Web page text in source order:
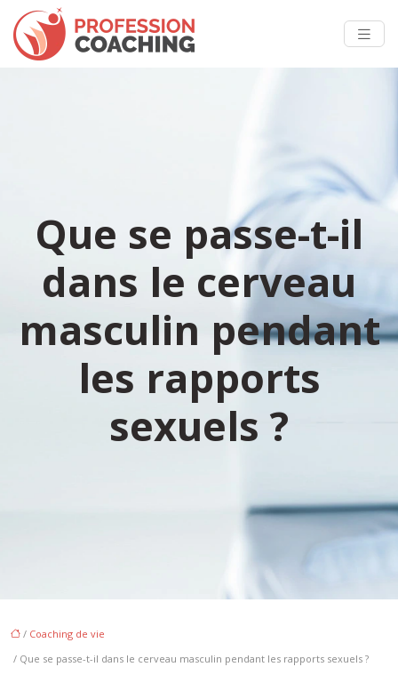
Que se passe-t-il
dans le cerveau
masculin pendant
les rapports
sexuels ?
/ Coaching de vie
/ Que se passe-t-il dans le cerveau masculin pendant les rapports sexuels ?